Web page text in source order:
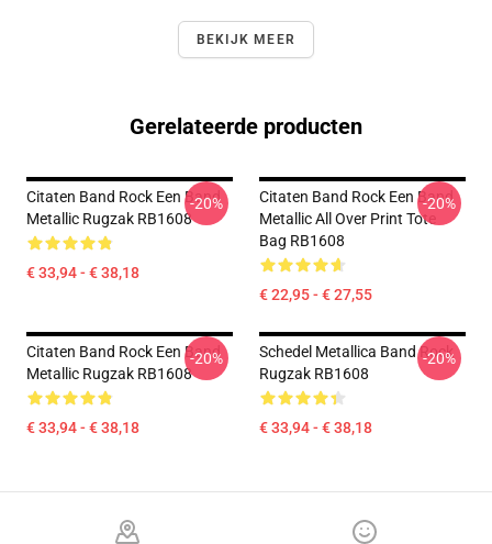
BEKIJK MEER
Gerelateerde producten
Citaten Band Rock Een Band
Metallic Rugzak RB1608
€ 33,94 - € 38,18
-20%
Citaten Band Rock Een Band
Metallic All Over Print Tote
Bag RB1608
€ 22,95 - € 27,55
-20%
Citaten Band Rock Een Band
Metallic Rugzak RB1608
€ 33,94 - € 38,18
-20%
Schedel Metallica Band Rock
Rugzak RB1608
€ 33,94 - € 38,18
-20%